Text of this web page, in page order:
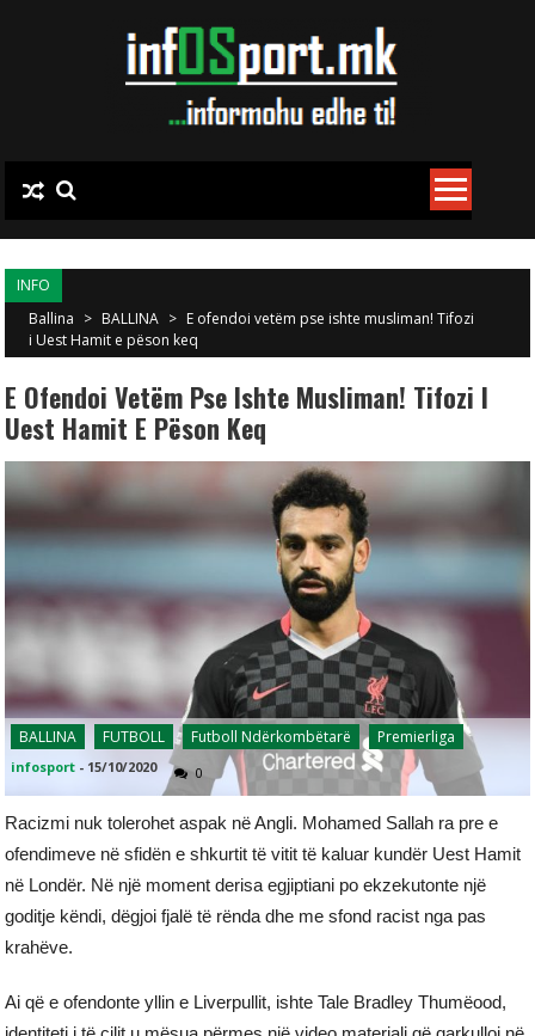
INFO
Ballina > BALLINA > E ofendoi vetëm pse ishte musliman! Tifozi
i Uest Hamit e pëson keq
E Ofendoi Vetëm Pse Ishte Musliman! Tifozi I
Uest Hamit E Pëson Keq
BALLINA FUTBOLL Futboll Ndërkombëtarë Premierliga
infosport - 15/10/2020 0
Racizmi nuk tolerohet aspak në Angli. Mohamed Sallah ra pre e
ofendimeve në sfidën e shkurtit të vitit të kaluar kundër Uest Hamit
në Londër. Në një moment derisa egjiptiani po ekzekutonte një
goditje këndi, dëgjoi fjalë të rënda dhe me sfond racist nga pas
krahëve.
Ai që e ofendonte yllin e Liverpullit, ishte Tale Bradley Thumëood,